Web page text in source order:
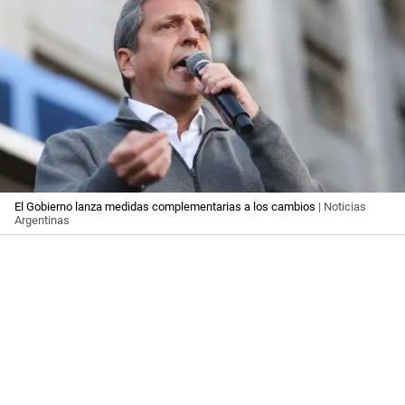
El Gobierno lanza medidas complementarias a los cambios | Noticias
Argentinas